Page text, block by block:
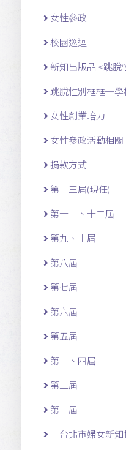
女性參政
校園巡迴
新知出版品 <跳脫
跳脫性別框框─學
女性創業培力
女性參政活動相關
捐款方式
第十三屆(現任)
第十一 、十二 屆
第九、十屆
第八屆
第七屆
第六屆
第五屆
第三、四屆
第二屆
第一屆
［台北市婦女新